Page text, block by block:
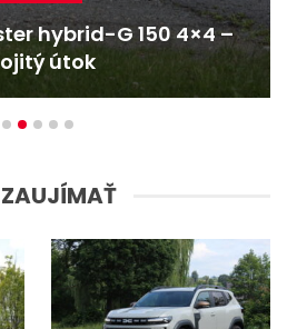
hybrid-G 150 4×4 –
útok